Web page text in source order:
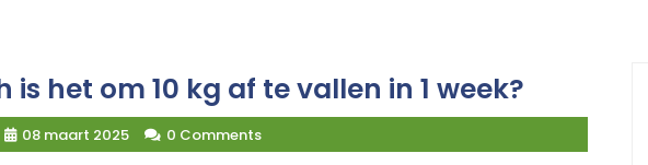
is het om 10 kg af te vallen in 1 week?
08 maart 2025 0 Comments